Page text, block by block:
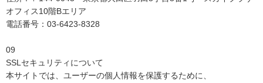
オフィス10階Bエリア
電話番号：03-6423-8328
09
SSLセキュリティについて
本サイトでは、ユーザーの個人情報を保護するために、